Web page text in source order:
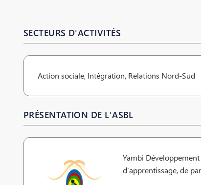
SECTEURS D'ACTIVITÉS
Action sociale, Intégration, Relations Nord-Sud
PRÉSENTATION DE L'ASBL
Yambi
d’apprentissage, de